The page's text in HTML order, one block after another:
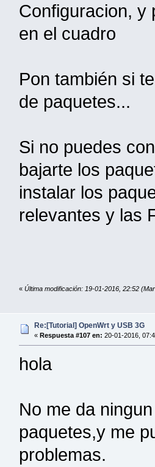
Configuracion, y
en el cuadro
Pon también si
de paquetes...
Si no puedes
bajarte los
instalar los
relevantes y las
« Última modificación: 19-01-2016, 22:52
Re:[Tutorial] OpenWrt y USB 3G
« Respuesta #107 en: 20-01-2016,
hola
No me da
paquetes,y me
problemas.